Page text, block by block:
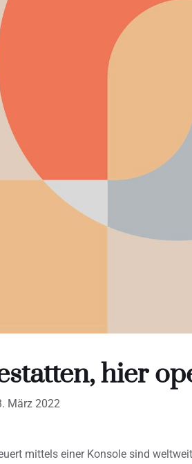
hier
März 2022
mittels einer Konsole sind